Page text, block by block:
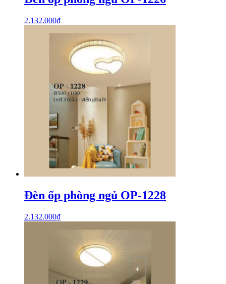
2.132.000₫
Đèn ốp phòng ngủ OP-1228
2.132.000₫